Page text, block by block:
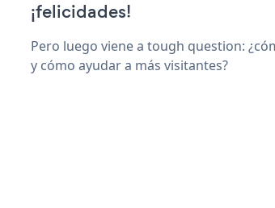
¡felicidades!
Pero luego viene a tough question:
y cómo ayudar a más visitantes?